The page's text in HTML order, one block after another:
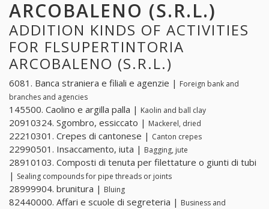
ARCOBALENO (S.R.L.)
ADDITION KINDS OF ACTIVITIES
FOR FLSUPERTINTORIA
ARCOBALENO (S.R.L.)
6081. Banca straniera e filiali e agenzie | Foreign bank and
branches and agencies
145500. Caolino e argilla palla | Kaolin and ball clay
20910324. Sgombro, essiccato | Mackerel, dried
22210301. Crepes di cantonese | Canton crepes
22990501. Insaccamento, iuta | Bagging, jute
28910103. Composti di tenuta per filettature o giunti di tubi
| Sealing compounds for pipe threads or joints
28999904. brunitura | Bluing
82440000. Affari e scuole di segreteria | Business and